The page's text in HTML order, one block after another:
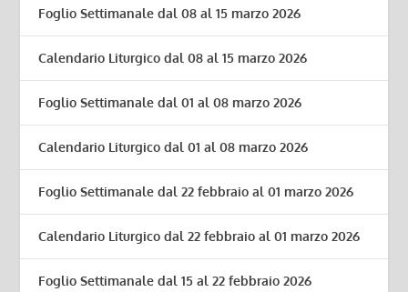
Foglio Settimanale dal 08 al 15 marzo 2026
Calendario Liturgico dal 08 al 15 marzo 2026
Foglio Settimanale dal 01 al 08 marzo 2026
Calendario Liturgico dal 01 al 08 marzo 2026
Foglio Settimanale dal 22 febbraio al 01 marzo 2026
Calendario Liturgico dal 22 febbraio al 01 marzo 2026
Foglio Settimanale dal 15 al 22 febbraio 2026